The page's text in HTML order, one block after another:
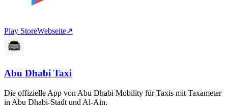
Play StoreWebseite↗
Abu Dhabi Taxi
Die offizielle App von Abu Dhabi Mobility für Taxis mit Taxameter
in Abu Dhabi-Stadt und Al-Ain.